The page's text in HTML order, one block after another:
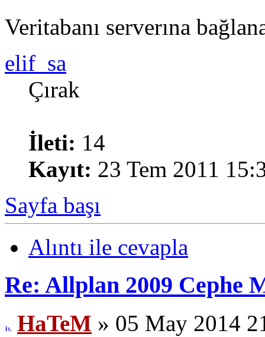
Veritabanı serverına
elif_sa
Çırak
İleti: 14
Kayıt: 23 Tem 2011
Sayfa başı
Alıntı ile cevapla
Re: Allplan 2009 Cephe
HaTeM » 05 May 2014